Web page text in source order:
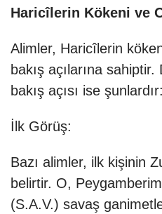
Haricîlerin Kökeni ve
Alimler, Haricîlerin
bakış açılarına
bakış açısı ise şunlardır:
İlk Görüş:
Bazı alimler, ilk kişinin
belirtir. O,
(S.A.V.) savaş